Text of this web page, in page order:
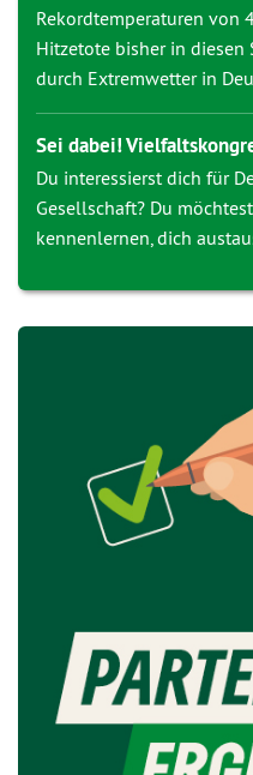
Rekordtemperaturen von
Hitzetote bisher in diesen
durch Extremwetter in
Sei dabei!
Du interessierst dich für
Gesellschaft? Du
kennenlernen, dich